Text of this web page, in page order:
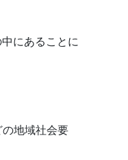
にあることに
地域社会要